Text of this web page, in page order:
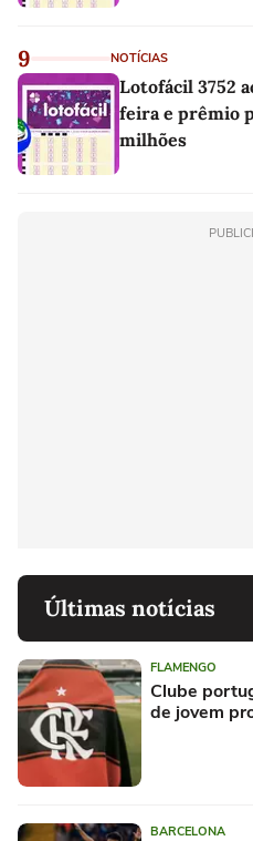
9 NOTÍCIAS
Lotofácil 3752
feira e prêmio
milhões
Últimas notícias
FLAMENGO
Clube
de jovem
BARCELONA